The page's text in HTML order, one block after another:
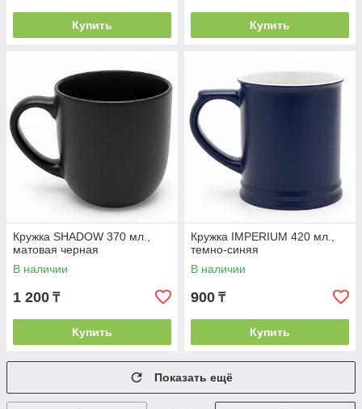
Купить Купить
Кружка SHADOW 370 мл.,
матовая черная
В наличии
1 200 ₸
Купить
Кружка IMPERIUM 420 мл.,
темно-синяя
В наличии
900 ₸
Купить
Показать ещё